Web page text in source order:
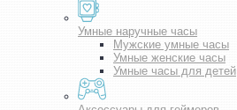
Умные наручные часы
Мужские умные часы
Умные женские часы
Умные часы для детей